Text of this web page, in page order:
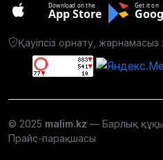
Download on the
App Store
Get it on
Қауіпсіз орнату,
© 2025 malim.kz — Барлық
Прайс-парақшасы